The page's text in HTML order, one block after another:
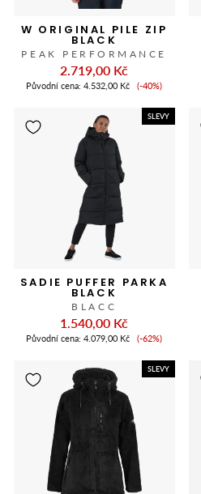
W ORIGINAL PILE ZIP
BLACK
PEAK PERFORMANCE
2.719,00 Kč
Původní cena:4.532,00 Kč
Cena
(-40%)
SLEVY
SADIE PUFFER PARKA
BLACK
BLACC
1.540,00 Kč
Původní cena:4.079,00 Kč
Cena
(-62%)
SLEVY